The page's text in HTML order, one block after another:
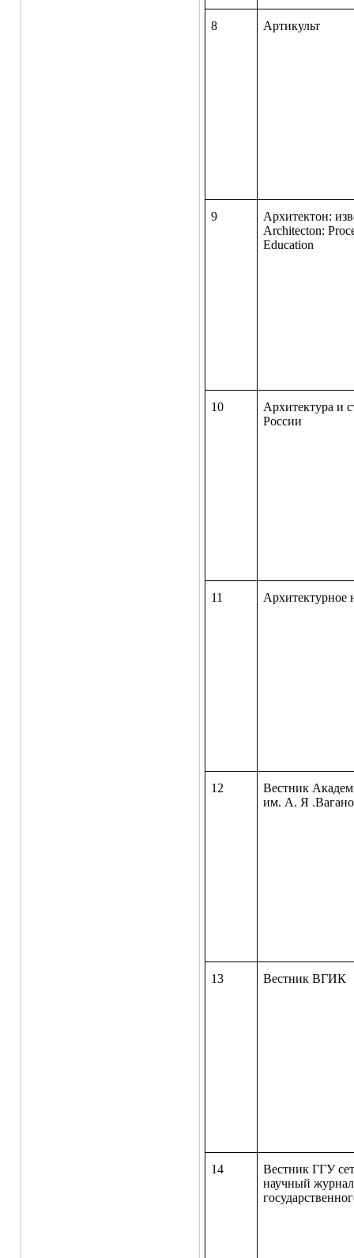
8 Артикульт
9 Архитектон:
Architecton:
Education
10
Архитектура и
России
11 Архитектурное
12
Вестник
им. А. Я
13 Вестник
14
Вестник ГГУ
научный